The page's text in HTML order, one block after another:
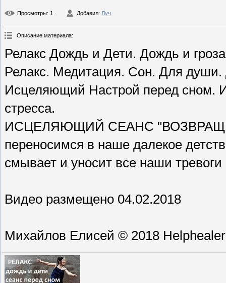
Просмотры: 1 Добавил: Луч
Описание материала:
Релакс Дождь и Дети. Дождь и
Релакс. Медитация. Сон. Для
Исцеляющий Настрой перед сном.
стресса.
ИСЦЕЛЯЮЩИЙ СЕАНС
переносимся в наше далекое
смывает и уносит все наши
Видео размещено 04.02.2018
Михайлов Елисей © 2018